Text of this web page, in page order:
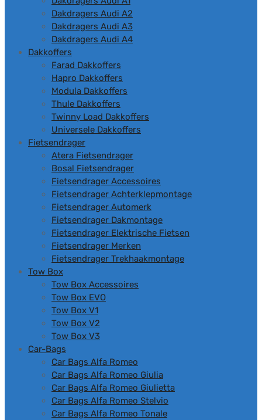
Dakdragers Audi A2
Dakdragers Audi A3
Dakdragers Audi A4
Dakkoffers
Farad Dakkoffers
Hapro Dakkoffers
Modula Dakkoffers
Thule Dakkoffers
Twinny Load Dakkoffers
Universele Dakkoffers
Fietsendrager
Atera Fietsendrager
Bosal Fietsendrager
Fietsendrager Accessoires
Fietsendrager Achterklepmontage
Fietsendrager Automerk
Fietsendrager Dakmontage
Fietsendrager Elektrische Fietsen
Fietsendrager Merken
Fietsendrager Trekhaakmontage
Tow Box
Tow Box Accessoires
Tow Box EVO
Tow Box V1
Tow Box V2
Tow Box V3
Car-Bags
Car Bags Alfa Romeo
Car Bags Alfa Romeo Giulia
Car Bags Alfa Romeo Giulietta
Car Bags Alfa Romeo Stelvio
Car Bags Alfa Romeo Tonale